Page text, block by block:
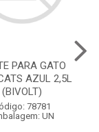
PARA GATO
AZUL 2,5L
(BIVOLT)
78781
UN